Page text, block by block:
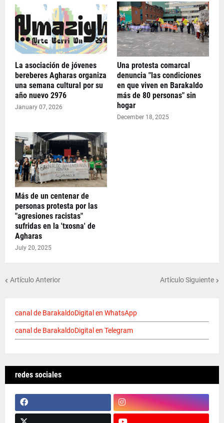
La asociación de jóvenes
bereberes Agharas organiza
una semana cultural por su
año nuevo 2976
January 07, 2026
Una protesta comarcal
denuncia "las condiciones
en que viven en Barakaldo
más de 80 personas" sin
hogar
December 18, 2025
Más de un centenar de
personas protesta por las
"agresiones racistas"
sufridas en la 'txosna' de
Agharas
July 20, 2025
Artículo Anterior Artículo Siguiente
canal de BarakaldoDigital en WhatsApp
canal de BarakaldoDigital en Telegram
redes sociales